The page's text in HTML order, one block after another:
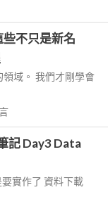
不只是新名
域。 我們才剛學會
記 Day3 Data
實作了 資料下載